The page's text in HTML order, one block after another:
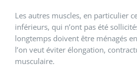
Les autres muscles, en particulier
inférieurs, qui n’ont pas été
longtemps doivent être ménagés
l’on veut éviter élongation,
musculaire.